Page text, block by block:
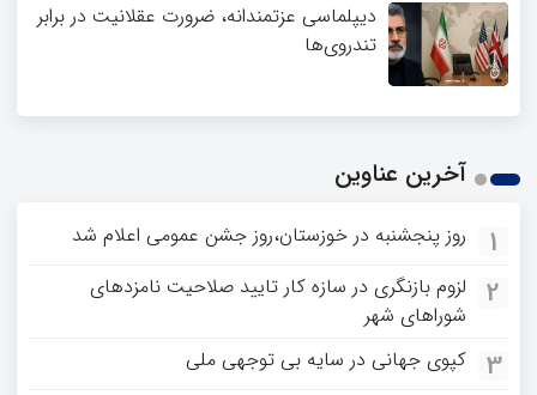
دیپلماسی عزتمندانه، ضرورت عقلانیت در برابر
تندروی‌ها
آخرین عناوین
1 روز پنجشنبه در خوزستان،روز جشن عمومی اعلام شد
2
لزوم بازنگری در سازه کار تایید صلاحیت نامزدهای
شوراهای شهر
3 کپوی جهانی در سایه بی توجهی ملی